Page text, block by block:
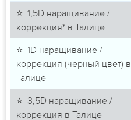
⭐ 1,5D наращивание /
коррекция* в Талице
⭐ 1D наращивание /
коррекция (черный цвет) в
Талице
⭐ 3,5D наращивание /
коррекция в Талице